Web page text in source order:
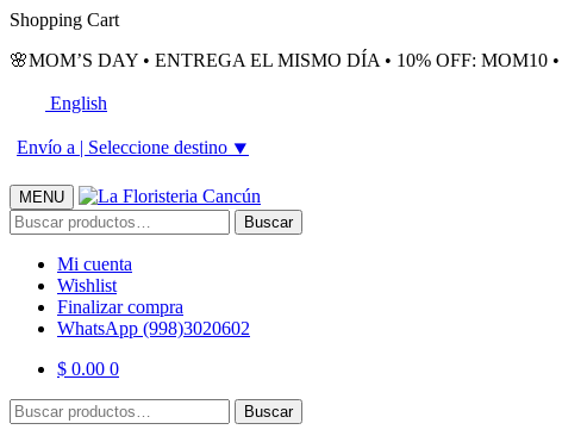
Skip
navigation
Skip
content
Shopping Cart
🌸MOM’S DAY • ENTREGA EL MISMO DÍA • 10% OFF:
English
Envío a | Seleccione destino ⯆
MENU
Buscar
por:
Buscar
Mi cuenta
Wishlist
Finalizar compra
WhatsApp (998)3020602
$ 0.00 0
Buscar
por:
Buscar